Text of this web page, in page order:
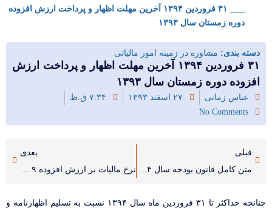
___ ۳۱ فروردین ۱۳۹۴ آخرین مهلت اظهار و پرداخت ارزش افزوده
دوره زمستان سال ۱۳۹۳
دسته بندی: مشاوره در زمینه امور مالیاتی
۳۱ فروردین ۱۳۹۴ آخرین مهلت اظهار و پرداخت ارزش
افزوده دوره زمستان سال ۱۳۹۳
عباس زمانی ۲۷ اسفند ۱۳۹۳
۷:۳۴ ق.ظ
No Comments
قبلی
متن كامل قانون بودجه سال ۱۳۹۴
بعدی
نرخ مالیات بر ارزش افزوده ۹ درصد شد
چنانچه حداکثر تا ۳۱ فروردین ماه سال ۱۳۹۴ نسبت به تسلیم اظهارنامه و